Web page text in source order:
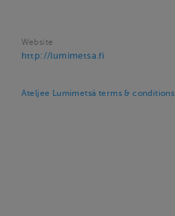
Website
http://lumimetsa.fi
Ateljee Lumimetsä terms & conditions